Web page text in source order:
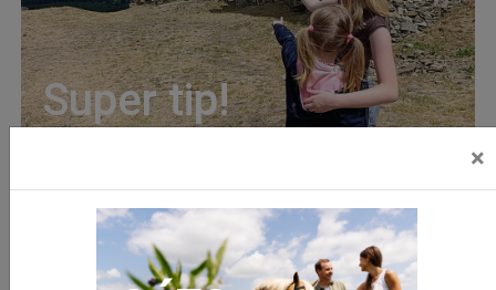
Super tip!
×